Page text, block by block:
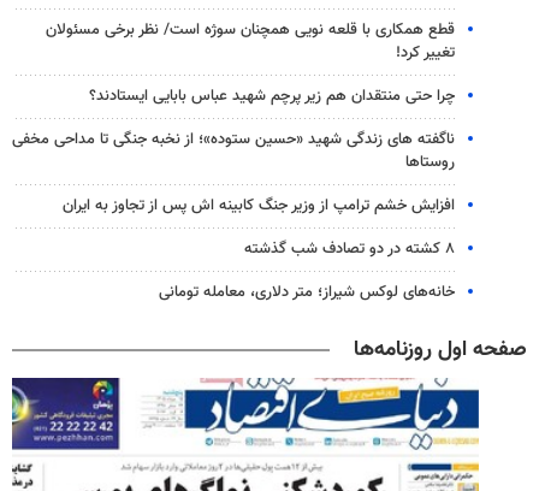
قطع همکاری با قلعه نویی همچنان سوژه است/ نظر برخی مسئولان
تغییر کرد!
چرا حتی منتقدان هم زیر پرچم شهید عباس بابایی ایستادند؟
ناگفته های زندگی شهید «حسین ستوده»؛ از نخبه جنگی تا مداحی مخفی
روستاها
افزایش خشم ترامپ از وزیر جنگ کابینه اش پس از تجاوز به ایران
۸ کشته در دو تصادف شب گذشته
خانه‌های لوکس شیراز؛ متر دلاری، معامله تومانی
صفحه اول روزنامه‌ها